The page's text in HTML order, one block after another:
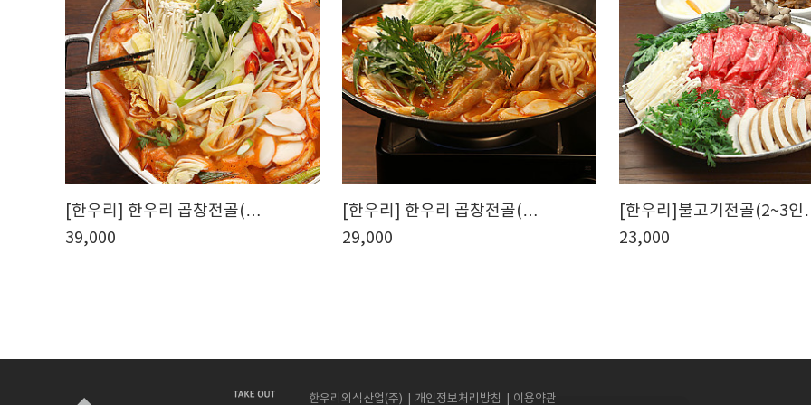
[한우리] 한우리 곱창전골(…
39,000
[한우리] 한우리 곱창전골(…
29,000
[한우리]불고기전골(2~3
23,000
한우리외식산업(주) 개인정보처리방침 이용약관